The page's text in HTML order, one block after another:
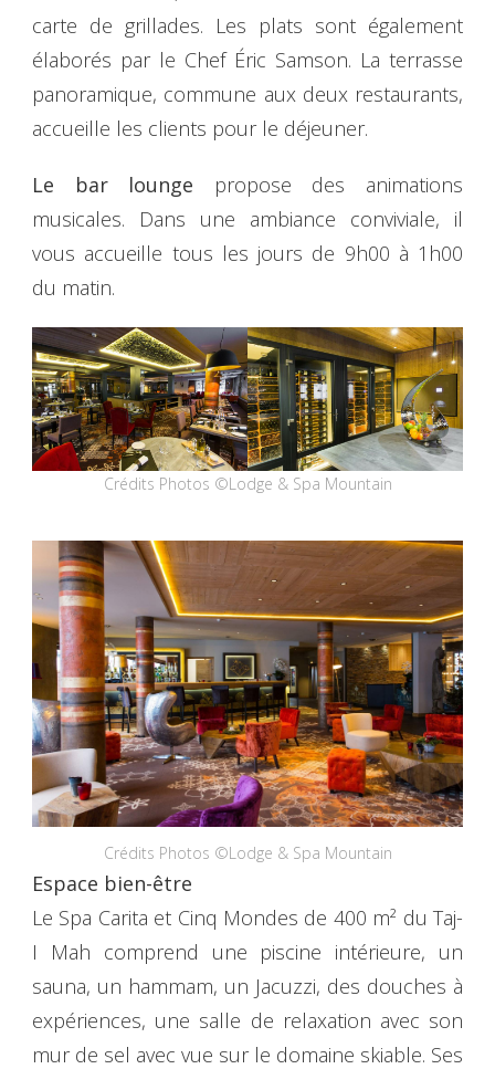
carte de grillades. Les plats sont également
élaborés par le Chef Éric Samson. La terrasse
panoramique, commune aux deux restaurants,
accueille les clients pour le déjeuner.
Le bar lounge propose des animations
musicales. Dans une ambiance conviviale, il
vous accueille tous les jours de 9h00 à 1h00
du matin.
Crédits Photos ©Lodge & Spa Mountain
Crédits Photos ©Lodge & Spa Mountain
Espace bien-être
Le Spa Carita et Cinq Mondes de 400 m² du Taj-
I Mah comprend une piscine intérieure, un
sauna, un hammam, un Jacuzzi, des douches à
expériences, une salle de relaxation avec son
mur de sel avec vue sur le domaine skiable. Ses